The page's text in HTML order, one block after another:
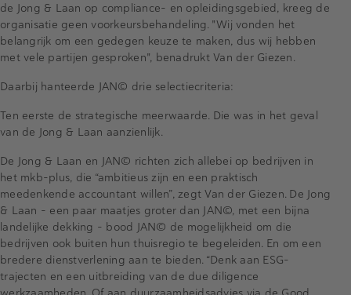
de Jong & Laan op compliance- en opleidingsgebied, kreeg de
organisatie geen voorkeursbehandeling. "Wij vonden het
belangrijk om een gedegen keuze te maken, dus wij hebben
met vele partijen gesproken", benadrukt Van der Giezen.
Daarbij hanteerde JAN© drie selectiecriteria:
Ten eerste de strategische meerwaarde. Die was in het geval
van de Jong & Laan aanzienlijk.
De Jong & Laan en JAN© richten zich allebei op bedrijven in
het mkb-plus, die “ambitieus zijn en een praktisch
meedenkende accountant willen”, zegt Van der Giezen. De Jong
& Laan – een paar maatjes groter dan JAN©, met een bijna
landelijke dekking – bood JAN© de mogelijkheid om die
bedrijven ook buiten hun thuisregio te begeleiden. En om een
bredere dienstverlening aan te bieden. “Denk aan ESG-
trajecten en een uitbreiding van de due diligence